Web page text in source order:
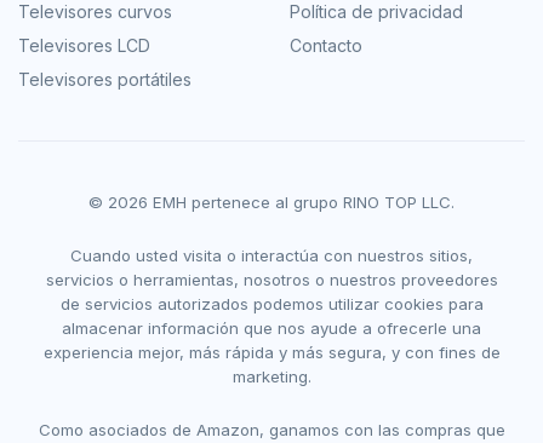
Televisores curvos
Televisores LCD
Televisores portátiles
Política de privacidad
Contacto
© 2026 EMH pertenece al grupo RINO TOP LLC.
Cuando usted visita o interactúa con nuestros sitios,
servicios o herramientas, nosotros o nuestros proveedores
de servicios autorizados podemos utilizar cookies para
almacenar información que nos ayude a ofrecerle una
experiencia mejor, más rápida y más segura, y con fines de
marketing.
Como asociados de Amazon, ganamos con las compras que